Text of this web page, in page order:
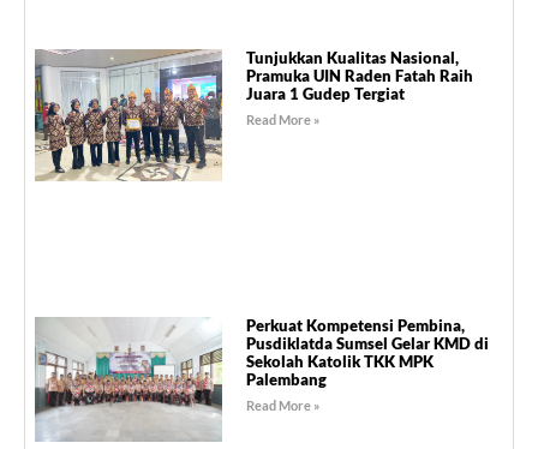
Tunjukkan Kualitas Nasional,
Pramuka UIN Raden Fatah Raih
Juara 1 Gudep Tergiat
Read More »
Perkuat Kompetensi Pembina,
Pusdiklatda Sumsel Gelar KMD di
Sekolah Katolik TKK MPK
Palembang
Read More »